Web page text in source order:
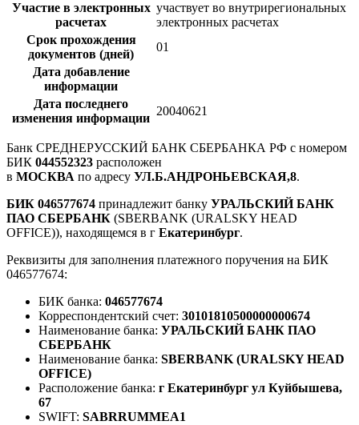
Участие в электронных
расчетах
участвует во внутрирегиональных
электронных расчетах
Срок прохождения
документов (дней)
01
Дата добавление
информации
Дата последнего
изменения информации
20040621
Банк СРЕДНЕРУССКИЙ БАНК СБЕРБАНКА РФ с номером
БИК 044552323 расположен
в МОСКВА по адресу УЛ.Б.АНДРОНЬЕВСКАЯ,8.
БИК 046577674 принадлежит банку УРАЛЬСКИЙ БАНК
ПАО СБЕРБАНК (SBERBANK (URALSKY HEAD
OFFICE)), находящемся в г Екатеринбург.
Реквизиты для заполнения платежного поручения на БИК
046577674:
БИК банка: 046577674
Корреспондентский счет: 30101810500000000674
Наименование банка: УРАЛЬСКИЙ БАНК ПАО
СБЕРБАНК
Наименование банка: SBERBANK (URALSKY HEAD
OFFICE)
Расположение банка: г Екатеринбург ул Куйбышева,
67
SWIFT: SABRRUMMEA1